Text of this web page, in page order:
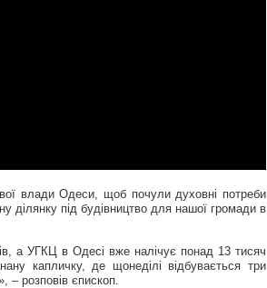
влади Одеси, щоб почули духовні потреби
ділянку під будівництво для нашої громади в
а УГКЦ в Одесі вже налічує понад 13 тисяч
капличку, де щонеділі відбувається три
– розповів єпископ.